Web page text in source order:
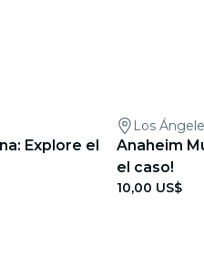
Explore el
Los
Anaheim
el caso!
10,00 US$